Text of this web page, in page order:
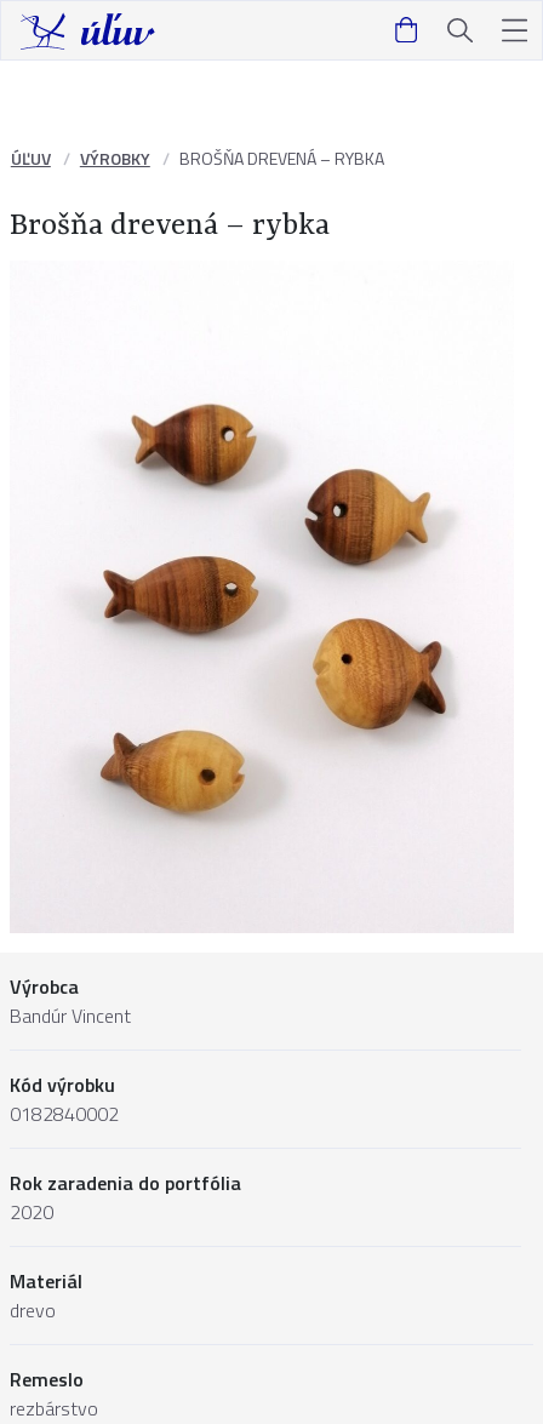
ÚĽUV VÝROBKY BROŠŇA DREVENÁ – RYBKA
Brošňa drevená – rybka
Výrobca
Bandúr Vincent
Kód výrobku
0182840002
Rok zaradenia do portfólia
2020
Materiál
drevo
Remeslo
rezbárstvo